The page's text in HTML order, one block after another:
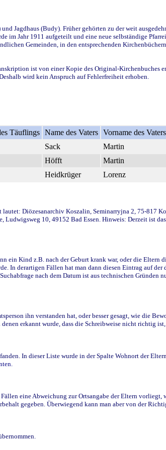
Jagdhaus (Budy). Früher gehörten zu der weit
im Jahr 1911 aufgeteilt und eine neue selbständige
Gemeinden, in den entsprechenden
ist von einer Kopie des Original-Kirchenbuches
wird kein Anspruch auf Fehlerfreiheit erhoben.
Täuflings Name des Vaters Vorname des Vaters
Sack Martin
Höfft Martin
Heidkrüger Lorenz
Diözesanarchiv Koszalin, Seminarryjna 2, 75-817
10, 49152 Bad Essen. Hinweis: Derzeit ist
ein Kind z.B. nach der Geburt krank war, oder die Eltern
In derartigen Fällen hat man dann diesen Eintrag auf
nach dem Datum ist aus technischen Gründen
ihn verstanden hat, oder besser gesagt, wie die
erkannt wurde, dass die Schreibweise nicht richtig
In dieser Liste wurde in der Spalte Wohnort der
eine Abweichung zur Ortsangabe der Eltern vorliegt,
gegeben. Überwiegend kann man aber von der